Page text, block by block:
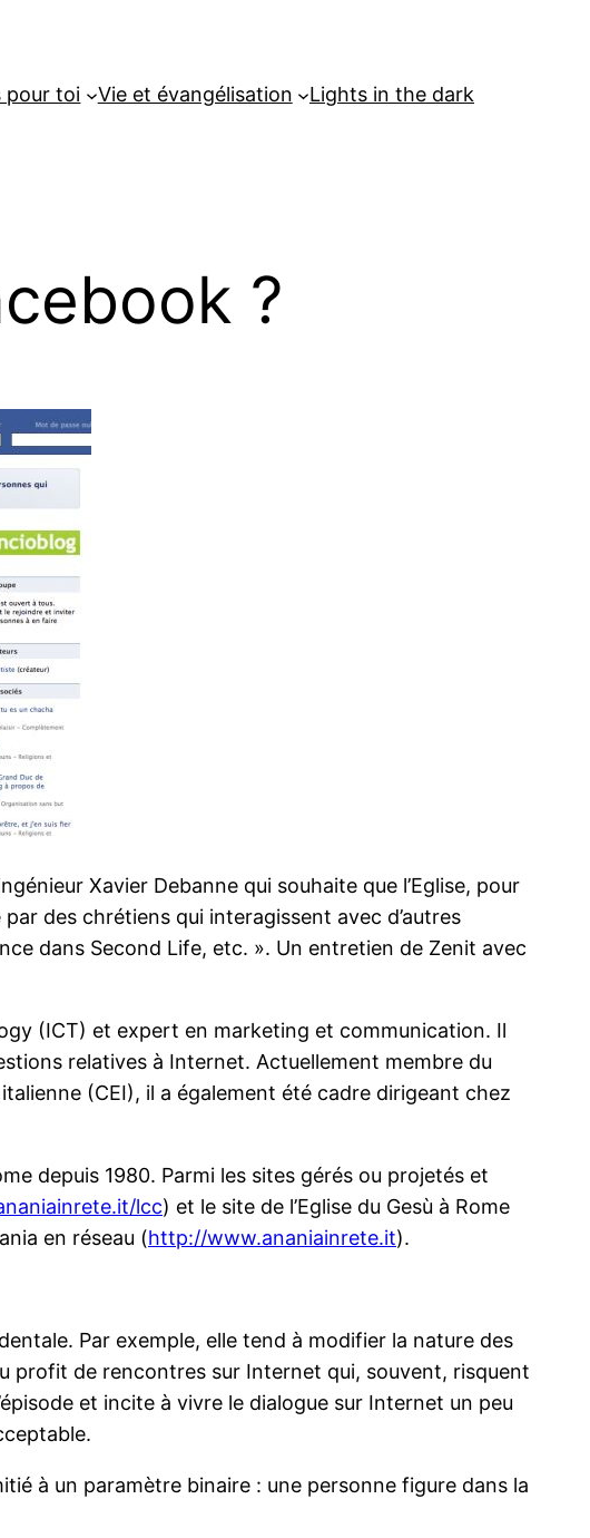
pour toi Vie et évangélisation Lights in the dark
?
Xavier Debanne qui souhaite que l’Eglise, pour
des chrétiens qui interagissent avec d’autres
dans Second Life, etc. ». Un entretien de Zenit avec
(ICT) et expert en marketing et communication. Il
relatives à Internet. Actuellement membre du
(CEI), il a également été cadre dirigeant chez
depuis 1980. Parmi les sites gérés ou projetés et
lcc) et le site de l’Eglise du Gesù à Rome
en réseau (http://www.ananiainrete.it).
Par exemple, elle tend à modifier la nature des
profit de rencontres sur Internet qui, souvent, risquent
et incite à vivre le dialogue sur Internet un peu
à un paramètre binaire : une personne figure dans la